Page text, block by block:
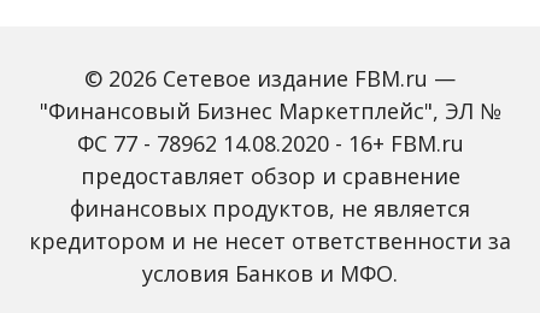
Зарплаты вырастут,
банки включат защиту
от мошенников: какие
новые законы ждут
россиян с октября
Россиян предупредили
мошенников на фоне
снижения ключевой
ставки
© 2026 Сетевое издание FBM.ru —
"Финансовый Бизнес Маркетплейс", ЭЛ №
ФС 77 - 78962 14.08.2020 - 16+ FBM.ru
предоставляет обзор и сравнение
финансовых продуктов, не является
кредитором и не несет ответственности за
условия Банков и МФО.